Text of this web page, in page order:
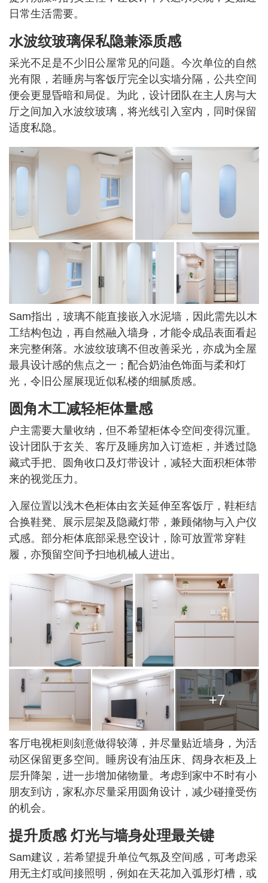
日常生活需要。
水波纹玻璃保私隐兼添质感
采光不足是不少旧公屋常见的问题。今次单位的自然
光有限，若睡房与客饭厅完全以实墙分隔，公共空间
便会更显昏暗和局促。为此，设计团队在主人房与大
厅之间加入水波纹玻璃，将光线引入室内，同时保留
适度私隐。
Sam指出，玻璃不能直接嵌入水泥墙，因此需先以木
工结构包边，再自然融入墙身，才能令成品表面看起
来完整俐落。水波纹玻璃不但改善采光，亦成为全屋
最具设计感的焦点之一；配合奶油色饰面与柔和灯
光，令旧公屋展现近似私楼的细腻质感。
圆角木工减轻柜体量感
户主需要大量收纳，但不希望柜体令空间变得沉重。
设计团队于玄关、客厅及睡房加入订造柜，并透过隐
藏式手把、圆角收口及灯带设计，减轻大面积柜体带
来的视觉压力。
入屋位置以浅木色柜体由玄关延伸至客饭厅，鞋柜结
合换鞋凳、展示层架及隐藏灯带，兼顾储物与入户仪
式感。部分柜体底部采悬空设计，除可放置常穿鞋
履，亦预留空间予扫地机械人进出。
+7
客厅电视柜则刻意做得较薄，并尽量贴近墙身，为活
动区保留更多空间。睡房设有油压床、阔身衣柜及上
层升降架，进一步增加储物量。考虑到家中不时有小
朋友到访，家私亦尽量采用圆角设计，减少碰撞受伤
的机会。
提升质感 灯光与墙身处理最关键
Sam建议，若希望提升单位气氛及空间感，可考虑采
用无主灯或间接照明，例如在天花加入弧形灯槽，或